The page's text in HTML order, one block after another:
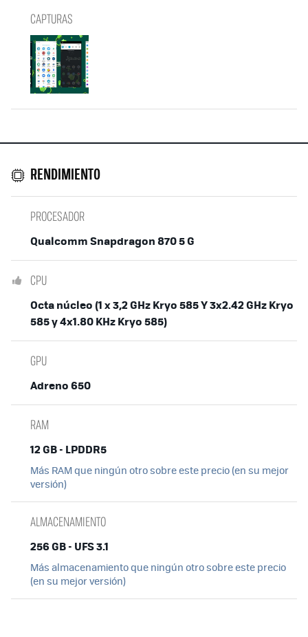
CAPTURAS
RENDIMIENTO
PROCESADOR
Qualcomm Snapdragon 870 5 G
CPU
Octa núcleo (1 x 3,2 GHz Kryo 585 Y 3x2.42 GHz Kryo
585 y 4x1.80 KHz Kryo 585)
GPU
Adreno 650
RAM
12 GB - LPDDR5
Más RAM que ningún otro sobre este precio (en su mejor
versión)
ALMACENAMIENTO
256 GB - UFS 3.1
Más almacenamiento que ningún otro sobre este precio
(en su mejor versión)